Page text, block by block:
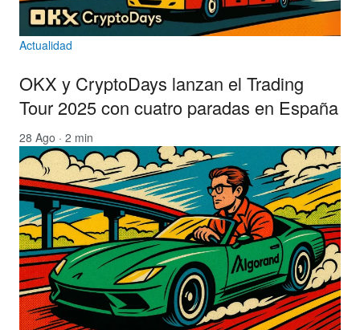
Actualidad
OKX y CryptoDays lanzan el Trading
Tour 2025 con cuatro paradas en España
28 Ago · 2 min